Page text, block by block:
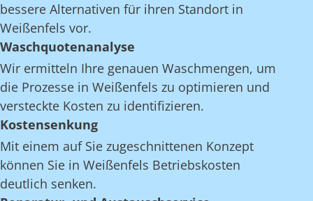
bessere Alternativen für ihren Standort in
Weißenfels vor.
Waschquotenanalyse
Wir ermitteln Ihre genauen Waschmengen, um
die Prozesse in Weißenfels zu optimieren und
versteckte Kosten zu identifizieren.
Kostensenkung
Mit einem auf Sie zugeschnittenen Konzept
können Sie in Weißenfels Betriebskosten
deutlich senken.